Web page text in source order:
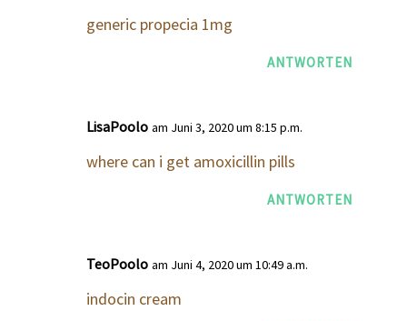
generic propecia 1mg
ANTWORTEN
LisaPoolo am Juni 3, 2020 um 8:15 p.m.
where can i get amoxicillin pills
ANTWORTEN
TeoPoolo am Juni 4, 2020 um 10:49 a.m.
indocin cream